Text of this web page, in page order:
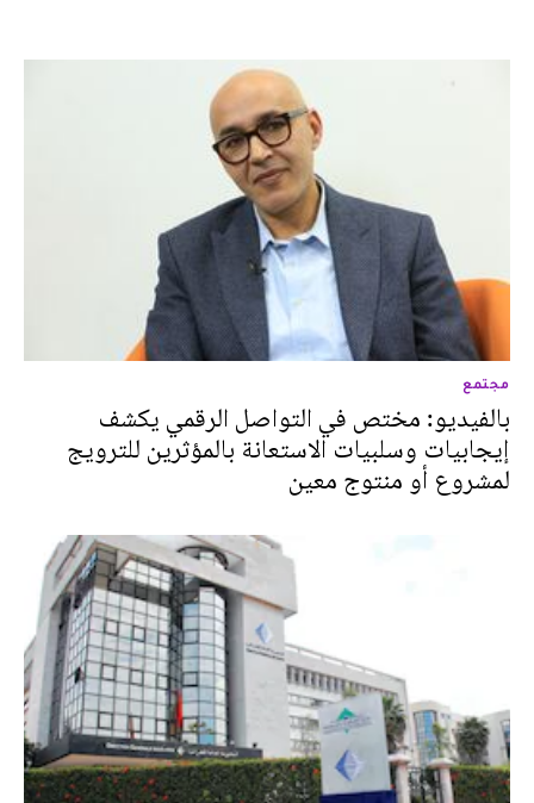
مجتمع
بالفيديو: مختص في التواصل الرقمي يكشف
إيجابيات وسلبيات الاستعانة بالمؤثرين للترويج
لمشروع أو منتوج معين